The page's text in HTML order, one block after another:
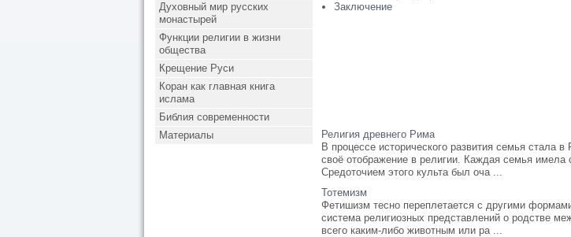
Духовный мир русских
монастырей
Функции религии в жизни
общества
Крещение Руси
Коран как главная книга
ислама
Библия современности
Материалы
Заключение
Религия древнего Рима
В процессе исторического развития семья
своё отображение в религии. Каждая семья имела
Средоточием этого культа был оча ...
Тотемизм
Фетишизм тесно переплетается с другими
система религиозных представлений о родстве
всего каким-либо животным или ра ...